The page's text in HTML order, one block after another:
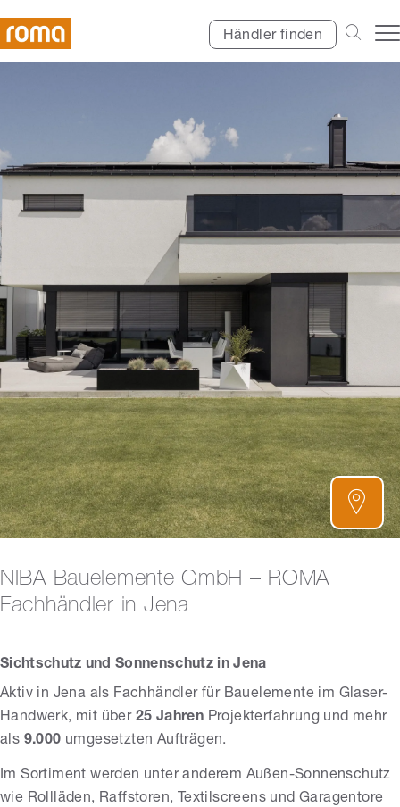
Händler finden
NIBA Bauelemente GmbH – ROMA
Fachhändler in Jena
Sichtschutz und Sonnenschutz in Jena
Aktiv in Jena als Fachhändler für Bauelemente im Glaser-
Handwerk, mit über 25 Jahren Projekterfahrung und mehr
als 9.000 umgesetzten Aufträgen.
Im Sortiment werden unter anderem Außen-Sonnenschutz
wie Rollläden, Raffstoren, Textilscreens und Garagentore